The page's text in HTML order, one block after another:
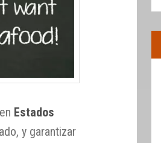
Estados
y garantizar